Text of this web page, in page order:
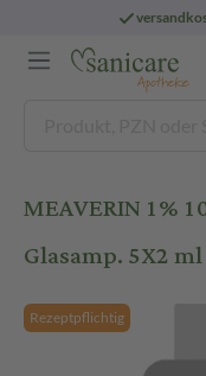
MEAVERIN 1%
Glasamp. 5X2
Rezeptpflichtig